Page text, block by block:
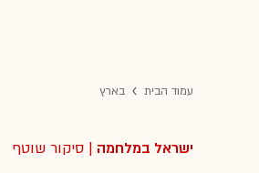
עמוד הבית בארץ
ישראל במלחמה | סיקור שוטף